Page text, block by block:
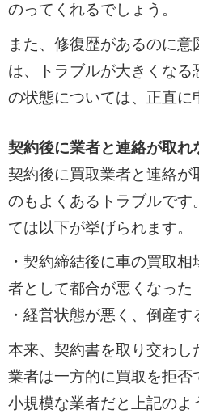
のってくれるでしょう。
また、修復歴があるのに
は、トラブルが大きくな
の状態については、正直に
契約後に業者と連絡が取れ
契約後に買取業者と連絡が
のもよくあるトラブルです
ては以下が挙げられます。
・契約締結後に車の買取
者として都合が悪くなった
・経営状態が悪く、倒産
本来、契約書を取り交わし
業者は一方的に買取を拒否
小規模な業者だと上記のよ